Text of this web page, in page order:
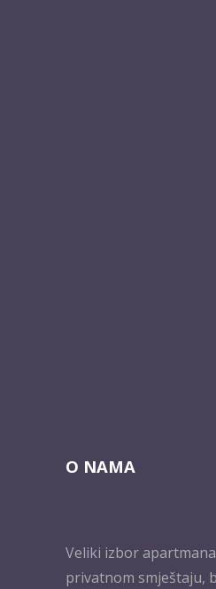
O NAMA
Veliki izbor
privatnom smještaju,